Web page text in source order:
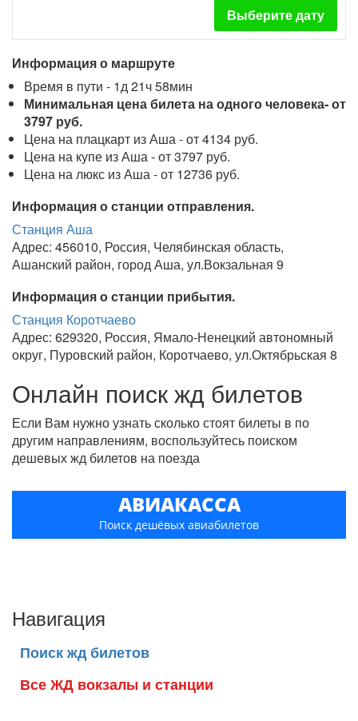
Выберите дату
Информация о маршруте
Время в пути - 1д 21ч 58мин
Минимальная цена билета на одного человека- от
3797 руб.
Цена на плацкарт из Аша - от 4134 руб.
Цена на купе из Аша - от 3797 руб.
Цена на люкс из Аша - от 12736 руб.
Информация о станции отправления.
Станция Аша
Адрес: 456010, Россия, Челябинская область,
Ашанский район, город Аша, ул.Вокзальная 9
Информация о станции прибытия.
Станция Коротчаево
Адрес: 629320, Россия, Ямало-Ненецкий автономный
округ, Пуровский район, Коротчаево, ул.Октябрьская 8
Онлайн поиск жд билетов
Если Вам нужно узнать сколько стоят билеты в по
другим направлениям, воспользуйтесь поиском
дешевых жд билетов на поезда
АВИАКАССА
Поиск дешёвых авиабилетов
Навигация
Поиск жд билетов
Все ЖД вокзалы и станции